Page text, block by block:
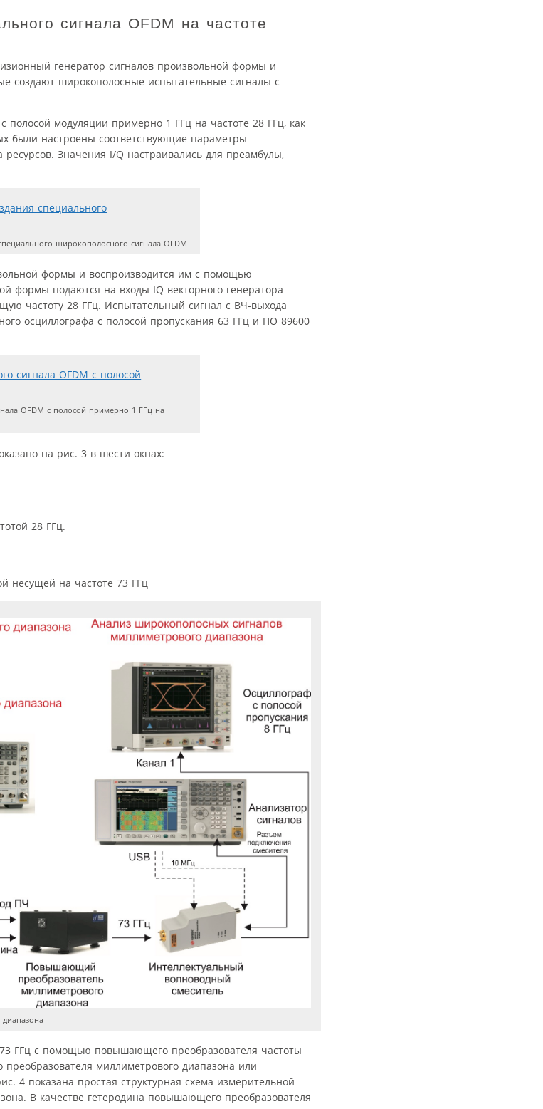
сигнала OFDM на частоте
генератор сигналов произвольной формы и
создают широкополосные испытательные сигналы с
полосой модуляции примерно 1 ГГц на частоте 28 ГГц, как
были настроены соответствующие параметры
Значения I/Q настраивались для преамбулы,
широкополосного сигнала OFDM
формы и воспроизводится им с помощью
формы подаются на входы IQ векторного генератора
частоту 28 ГГц. Испытательный сигнал с ВЧ-выхода
осциллографа с полосой пропускания 63 ГГц и ПО 89600
OFDM с полосой примерно 1 ГГц на
на рис. 3 в шести окнах:
28 ГГц.
несущей на частоте 73 ГГц
ГГц с помощью повышающего преобразователя частоты
миллиметрового диапазона или
4 показана простая структурная схема измерительной
В качестве гетеродина повышающего преобразователя